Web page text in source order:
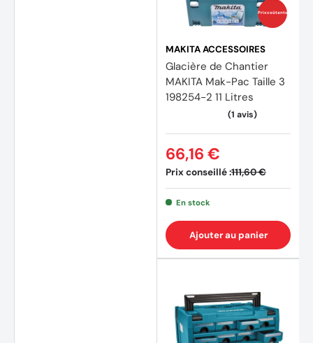
Prix coûtants
MAKITA ACCESSOIRES
Glacière de Chantier
MAKITA Mak-Pac Taille 3
198254-2 11 Litres
Prix conseillé :111,60 €
66,16 €
En stock
Ajouter au panier